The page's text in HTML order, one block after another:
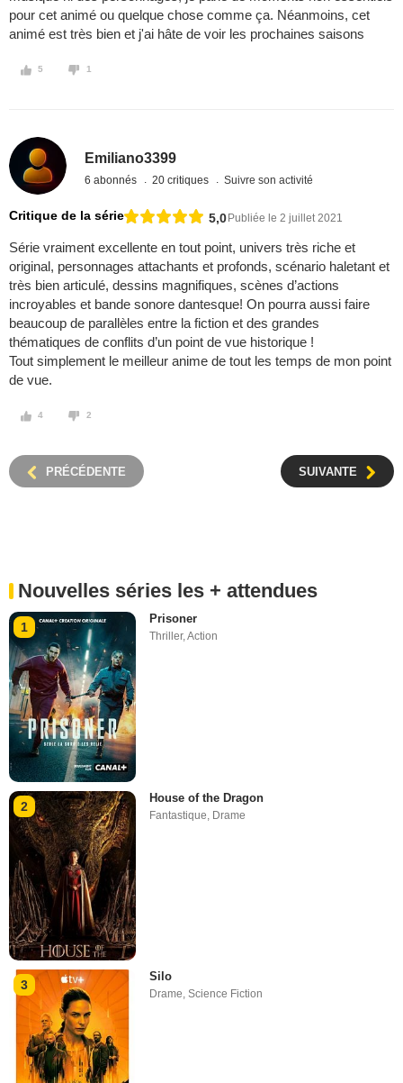
pour cet animé ou quelque chose comme ça. Néanmoins, cet
animé est très bien et j'ai hâte de voir les prochaines saisons
5 1
Emiliano3399
6 abonnés 20 critiques Suivre son activité
Critique de la série 5,0 Publiée le 2 juillet 2021
Série vraiment excellente en tout point, univers très riche et
original, personnages attachants et profonds, scénario haletant et
très bien articulé, dessins magnifiques, scènes d’actions
incroyables et bande sonore dantesque! On pourra aussi faire
beaucoup de parallèles entre la fiction et des grandes
thématiques de conflits d’un point de vue historique !
Tout simplement le meilleur anime de tout les temps de mon point
de vue.
4 2
PRÉCÉDENTE SUIVANTE
Nouvelles séries les + attendues
1
Prisoner
Thriller,Action
2
House of the Dragon
Fantastique Drame
3
Silo
Drame,Science Fiction